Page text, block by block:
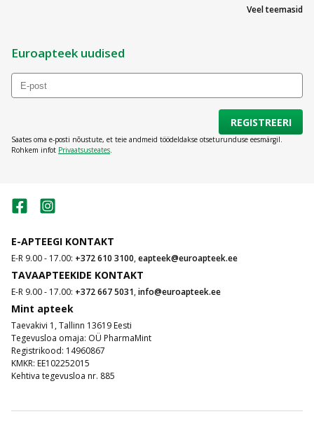
Veel teemasid
Euroapteek uudised
REGISTREERI
Saates oma e-posti nõustute, et teie andmeid töödeldakse otseturunduse eesmärgil.
Rohkem infot Privaatsusteates.
E-APTEEGI KONTAKT
E-R 9.00 - 17.00: +372 610 3100,eapteek@euroapteek.ee
TAVAAPTEEKIDE KONTAKT
E-R 9.00 - 17.00: +372 667 5031,info@euroapteek.ee
Mint apteek
Taevakivi 1, Tallinn 13619 Eesti
Tegevusloa omaja: OÜ PharmaMint
Registrikood: 14960867
KMKR: EE102252015
Kehtiva tegevusloa nr. 885